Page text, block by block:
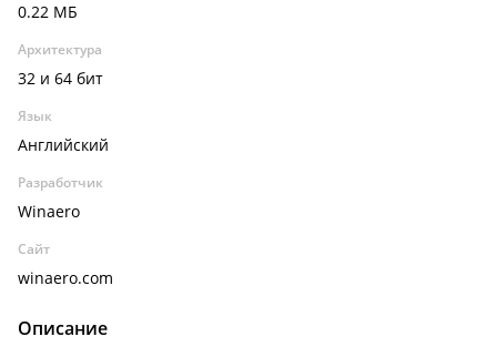
0.22 МБ
Архитектура
32 и 64 бит
Язык
Английский
Разработчик
Winaero
Сайт
winaero.com
Описание